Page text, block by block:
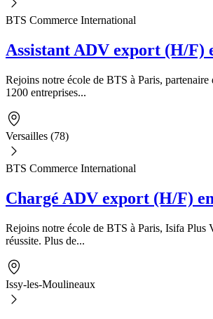
BTS Commerce International
Assistant ADV export (H/F)
Rejoins notre école de BTS à Paris, partenaire
1200 entreprises...
Versailles (78)
BTS Commerce International
Chargé ADV export (H/F)
Rejoins notre école de BTS à Paris, Isifa Plus
réussite. Plus de...
Issy-les-Moulineaux